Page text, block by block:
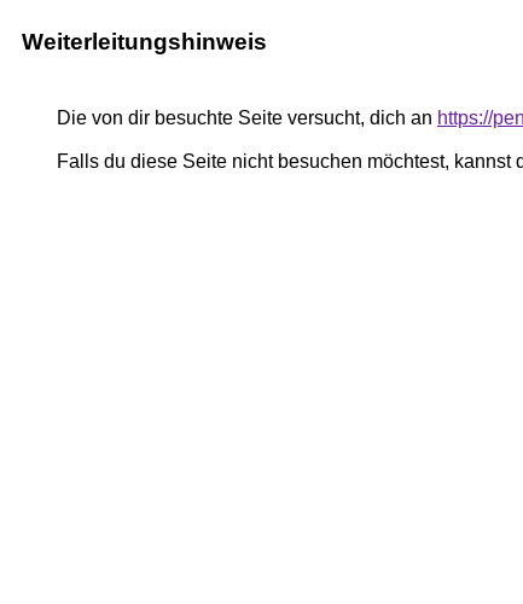
Weiterleitungshinweis
Die von dir besuchte Seite versucht, dich an https://
Falls du diese Seite nicht besuchen möchtest, kannst